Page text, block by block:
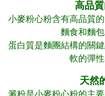
高品
小麥粉心粉含有高品質
麵食和麵包
蛋白質是麵團結構的關
軟的彈性
天然
澱粉是小麥粉心粉的主